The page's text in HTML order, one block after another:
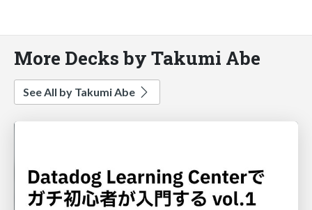
More Decks by Takumi Abe
See All by Takumi Abe